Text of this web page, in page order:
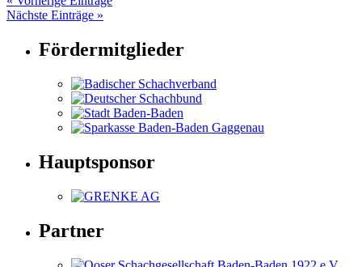
Nächste Einträge »
Fördermitglieder
Hauptsponsor
Partner